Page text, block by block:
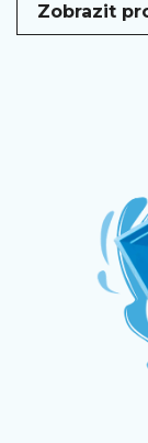
Zobrazit